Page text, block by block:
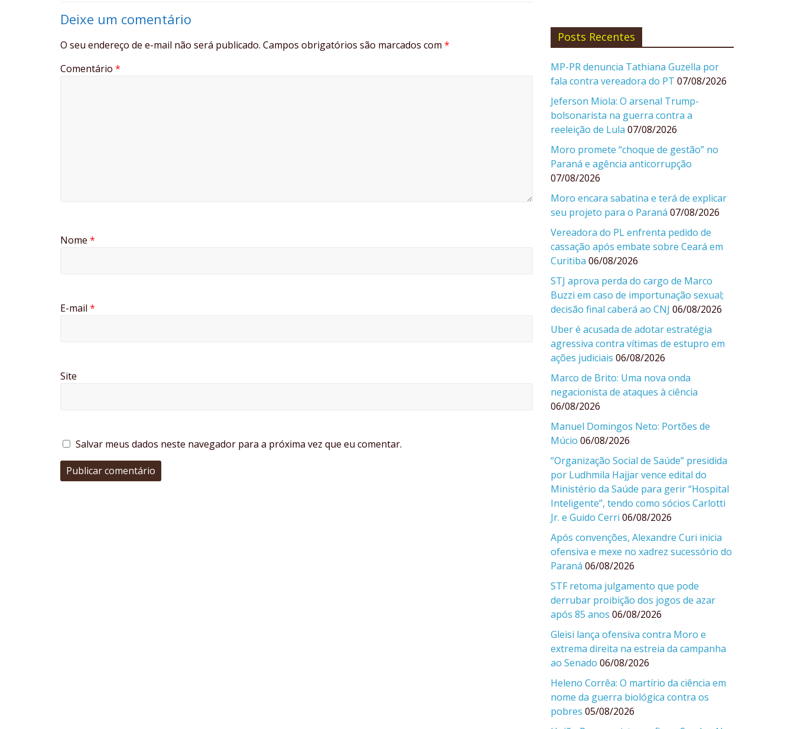
Deixe um comentário
O seu endereço de e-mail não será publicado. Campos obrigatórios são marcados com *
Comentário *
Nome *
E-mail *
Site
Salvar meus dados neste navegador para a próxima vez que eu comentar.
Posts Recentes
MP-PR denuncia Tathiana Guzella por
fala contra vereadora do PT 07/08/2026
Jeferson Miola: O arsenal Trump-
bolsonarista na guerra contra a
reeleição de Lula 07/08/2026
Moro promete “choque de gestão” no
Paraná e agência anticorrupção
07/08/2026
Moro encara sabatina e terá de explicar
seu projeto para o Paraná 07/08/2026
Vereadora do PL enfrenta pedido de
cassação após embate sobre Ceará em
Curitiba 06/08/2026
STJ aprova perda do cargo de Marco
Buzzi em caso de importunação sexual;
decisão final caberá ao CNJ 06/08/2026
Uber é acusada de adotar estratégia
agressiva contra vítimas de estupro em
ações judiciais 06/08/2026
Marco de Brito: Uma nova onda
negacionista de ataques à ciência
06/08/2026
Manuel Domingos Neto: Portões de
Múcio 06/08/2026
“Organização Social de Saúde” presidida
por Ludhmila Hajjar vence edital do
Ministério da Saúde para gerir “Hospital
Inteligente”, tendo como sócios Carlotti
Jr. e Guido Cerri 06/08/2026
Após convenções, Alexandre Curi inicia
ofensiva e mexe no xadrez sucessório do
Paraná 06/08/2026
STF retoma julgamento que pode
derrubar proibição dos jogos de azar
após 85 anos 06/08/2026
Gleisi lança ofensiva contra Moro e
extrema direita na estreia da campanha
ao Senado 06/08/2026
Heleno Corrêa: O martírio da ciência em
nome da guerra biológica contra os
pobres 05/08/2026